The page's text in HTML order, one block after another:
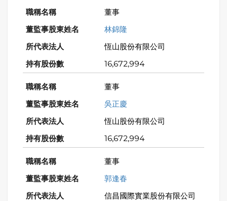
董事
林錦隆
恆山股份有限公司
16,672,994
董事
吳正慶
恆山股份有限公司
16,672,994
董事
郭逢春
信昌國際實業股份有限公司